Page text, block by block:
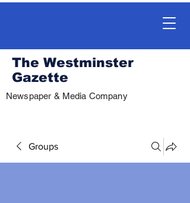
The Westminster
Gazette
Newspaper & Media Company
Groups